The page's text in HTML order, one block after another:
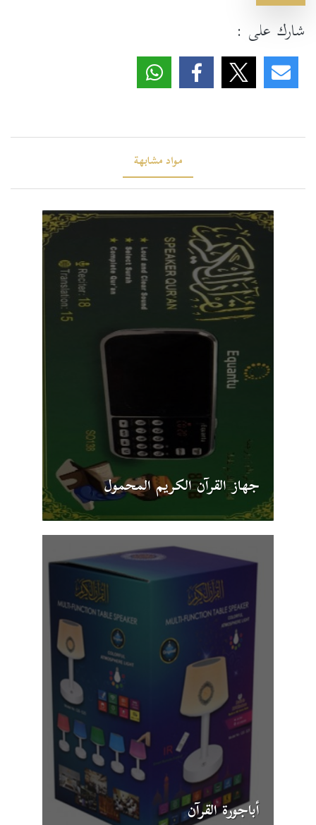
شارك على :
مواد مشابهة
أباجورة القرآن
جهاز القرآن الكريم المحمول